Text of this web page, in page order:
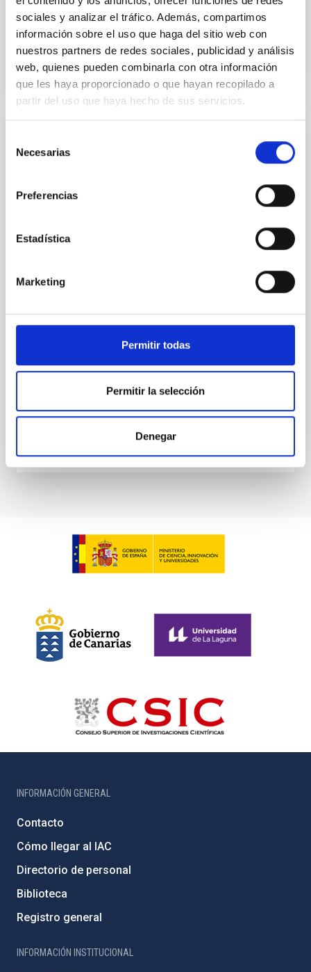
sociales y analizar el tráfico. Además, compartimos
información sobre el uso que haga del sitio web con
nuestros partners de redes sociales, publicidad y análisis
web, quienes pueden combinarla con otra información
que les haya proporcionado o que hayan recopilado a
partir del uso que haya hecho de sus servicios.
Necesarias
Preferencias
Estadística
Marketing
Permitir todas
Permitir la selección
Denegar
11 Dic 2025 - 09:30 Europe/London
Anteriores
VÍDEO DE LA CHARLA
Modelling the expanding stellar
HRD
matter cycle and driving galaxy evolution, chemically
behind these mass-loss events is key to producing
accurate model predictions. Despite its importance,
Aula
18 Nov 2025 - 11:00 Europe/London
VÍDEO DE LA CHARLA
INFORMACIÓN GENERAL
Contacto
Cómo llegar al IAC
Directorio de personal
Biblioteca
Registro general
INFORMACIÓN INSTITUCIONAL